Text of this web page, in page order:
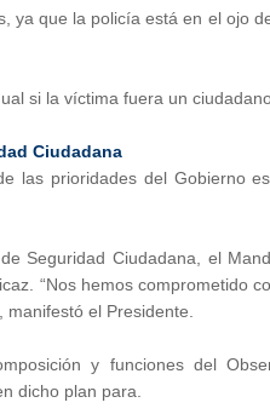
ya que la policía está en el ojo
si la víctima fuera un
Ciudadana
las prioridades del Gobierno
Seguridad Ciudadana, el
“Nos hemos comprometido
el Presidente.
y funciones del
dicho plan para.